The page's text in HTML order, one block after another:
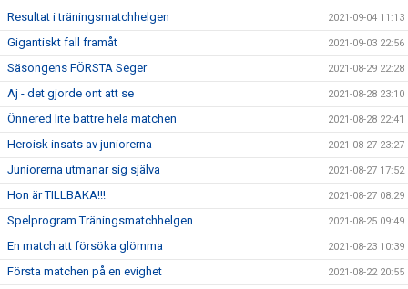
Resultat i träningsmatchhelgen 2021-09-04 11:13
Gigantiskt fall framåt 2021-09-03 22:56
Säsongens FÖRSTA Seger 2021-08-29 22:28
Aj - det gjorde ont att se 2021-08-28 23:10
Önnered lite bättre hela matchen 2021-08-28 22:41
Heroisk insats av juniorerna 2021-08-27 23:27
Juniorerna utmanar sig själva 2021-08-27 17:52
Hon är TILLBAKA!!! 2021-08-27 08:29
Spelprogram Träningsmatchhelgen 2021-08-25 09:49
En match att försöka glömma 2021-08-23 10:39
Första matchen på en evighet 2021-08-22 20:55